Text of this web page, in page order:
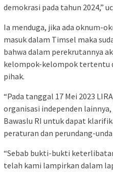
demokrasi pada tahun 2024,”
Ia menduga, jika ada oknum-
masuk dalam Timsel maka
bahwa dalam perekrutannya
kelompok-kelompok tertentu
pihak.
“Pada tanggal 17 Mei 2023
organisasi independen
Bawaslu RI untuk dapat
peraturan dan perundang-
“Sebab bukti-bukti
telah kami lampirkan dalam